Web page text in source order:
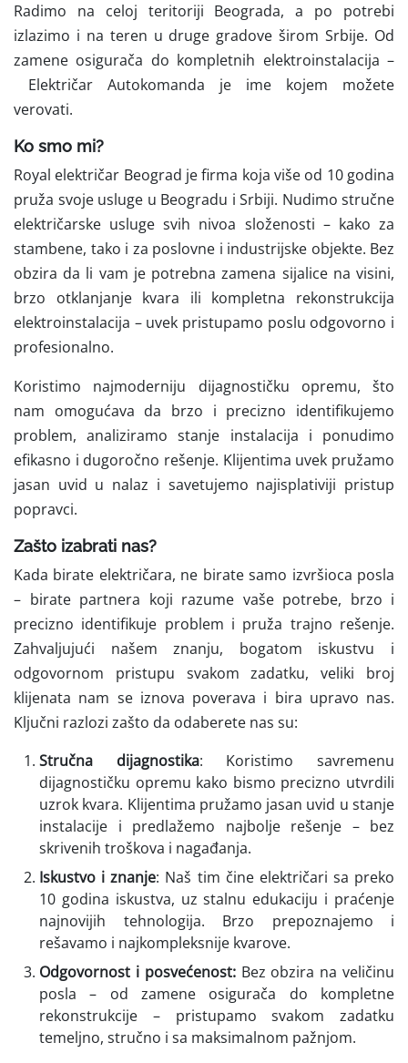
Radimo na celoj teritoriji Beograda, a po potrebi
izlazimo i na teren u druge gradove širom Srbije. Od
zamene osigurača do kompletnih elektroinstalacija –
Električar Autokomanda je ime kojem možete
verovati.
Ko smo mi?
Royal električar Beograd je firma koja više od 10 godina
pruža svoje usluge u Beogradu i Srbiji. Nudimo stručne
električarske usluge svih nivoa složenosti – kako za
stambene, tako i za poslovne i industrijske objekte. Bez
obzira da li vam je potrebna zamena sijalice na visini,
brzo otklanjanje kvara ili kompletna rekonstrukcija
elektroinstalacija – uvek pristupamo poslu odgovorno i
profesionalno.
Koristimo
najmoderniju dijagnostičku opremu, što
nam omogućava da brzo i precizno identifikujemo
problem, analiziramo stanje instalacija i ponudimo
efikasno i dugoročno rešenje. Klijentima uvek pružamo
jasan uvid u nalaz i savetujemo najisplativiji pristup
popravci.
Zašto izabrati nas?
Kada birate električara, ne birate samo izvršioca posla
– birate partnera koji razume vaše potrebe, brzo i
precizno identifikuje problem i pruža trajno rešenje.
Zahvaljujući našem znanju, bogatom iskustvu i
odgovornom pristupu svakom zadatku, veliki broj
klijenata nam se iznova poverava i bira upravo nas.
Ključni razlozi zašto da odaberete nas su:
Stručna dijagnostika: Koristimo savremenu
dijagnostičku opremu kako bismo precizno utvrdili
uzrok kvara. Klijentima pružamo jasan uvid u stanje
instalacije i predlažemo najbolje rešenje – bez
skrivenih troškova i nagađanja.
Iskustvo i znanje: Naš tim čine električari sa preko
10 godina iskustva, uz stalnu edukaciju i praćenje
najnovijih tehnologija. Brzo prepoznajemo i
rešavamo i najkompleksnije kvarove.
Odgovornost i posvećenost:Bez obzira na veličinu
posla – od zamene osigurača do kompletne
rekonstrukcije – pristupamo svakom zadatku
temeljno, stručno i sa maksimalnom pažnjom.